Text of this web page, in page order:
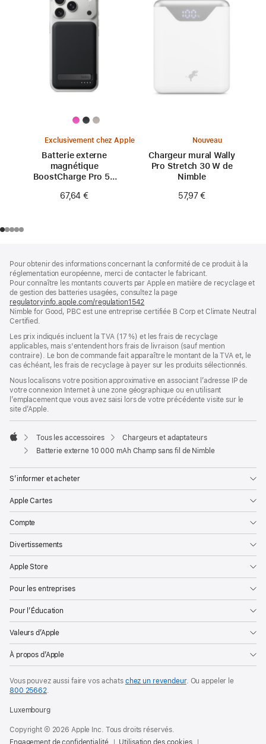
Exclusivement chez Apple
Batterie externe
magnétique
BoostCharge Pro 5K
67,64 €
Nouveau
Chargeur mural Wally
Pro Stretch 30 W de
Nimble
57,97 €
de
page
de
bas
de
page
Pour obtenir des informations concernant la conformité de ce produit à la
réglementation européenne, merci de contacter le fabricant.
Pour connaître les montants couverts par Apple en matière de recyclage et
de gestion des batteries usagées, consultez la page
regulatoryinfo.apple.com/regulation1542
dans
fenêtre)
Nimble for Good, PBC est une entreprise certifiée B Corp et Climate Neutral
Certified.
Les prix indiqués incluent la TVA (17 %) et les frais de recyclage
applicables, mais s'entendent hors frais de livraison (sauf mention
contraire). Le bon de commande fait apparaître le montant de la TVA et, le
cas échéant, les frais de recyclage à payer sur les produits sélectionnés.
Nous localisons votre position approximative en associant l’adresse IP de
votre connexion Internet à une zone géographique ou en utilisant
l’emplacement que vous avez saisi lors de votre précédente visite sur le
site d’Apple.
Apple
Tous les accessoires
Chargeurs et adaptateurs
Batterie externe 10 000 mAh Champ sans fil de Nimble
S’informer et acheter
Apple Cartes
Compte
Divertissements
Apple Store
Pour les entreprises
Pour l’Éducation
Valeurs d’Apple
À propos d’Apple
Vous pouvez aussi faire vos achats chez un revendeur. Ou appeler le
800 25662.
Luxembourg
Copyright © 2026 Apple Inc. Tous droits réservés.
Engagement de confidentialité
Utilisation des cookies